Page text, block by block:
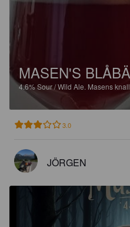
MASEN'S
4.6%Sour / Wild Ale. Masens
3.0
JÖRGEN